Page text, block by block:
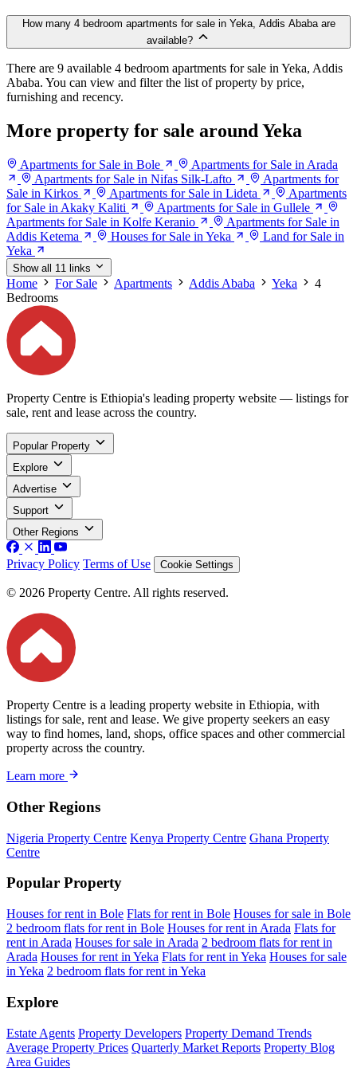
How many 4 bedroom apartments for sale in Yeka, Addis Ababa are
available?
There are 9 available 4 bedroom apartments for sale in Yeka, Addis
Ababa. You can view and filter the list of property by price,
furnishing and recency.
More property for sale around Yeka
Apartments for Sale in Bole
Apartments for Sale in Arada
Apartments for Sale in Nifas Silk-Lafto
Apartments for
Sale in Kirkos
Apartments for Sale in Lideta
Apartments
for Sale in Akaky Kaliti
Apartments for Sale in Gullele
Apartments for Sale in Kolfe Keranio
Apartments for Sale in
Addis Ketema
Houses for Sale in Yeka
Land for Sale in
Yeka
Show all 11 links
Home For Sale Apartments Addis Ababa Yeka
4
Bedrooms
Property Centre is Ethiopia's leading property website — listings for
sale, rent and lease across the country.
Popular Property
Explore
Advertise
Support
Other Regions
Privacy Policy Terms of Use Cookie Settings
© 2026 Property Centre. All rights reserved.
Property Centre is a leading property website in Ethiopia, with
listings for sale, rent and lease. We give property seekers an easy
way to find homes, land, shops, office spaces and other commercial
property across the country.
Learn more
Other Regions
Nigeria Property Centre Kenya Property Centre Ghana Property
Centre
Popular Property
Houses for rent in Bole Flats for rent in Bole Houses for sale in Bole
2 bedroom flats for rent in Bole Houses for rent in Arada Flats for
rent in Arada Houses for sale in Arada 2 bedroom flats for rent in
Arada Houses for rent in Yeka Flats for rent in Yeka Houses for sale
in Yeka 2 bedroom flats for rent in Yeka
Explore
Estate Agents Property Developers Property Demand Trends
Average Property Prices Quarterly Market Reports Property Blog
Area Guides